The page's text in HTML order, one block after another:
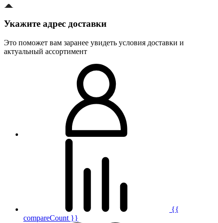
Укажите адрес доставки
Это поможет вам заранее увидеть условия доставки и
актуальный ассортимент
{{
compareCount }}